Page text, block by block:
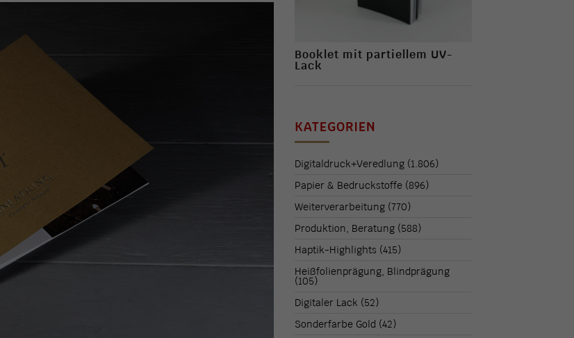
Booklet mit partiellem UV-
Lack
KATEGORIEN
Digitaldruck+Veredlung (1.806)
Papier & Bedruckstoffe (896)
Weiterverarbeitung (770)
Produktion, Beratung (588)
Haptik-Highlights (415)
Heißfolienprägung, Blindprägung
(105)
Digitaler Lack (52)
Sonderfarbe Gold (42)